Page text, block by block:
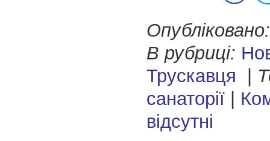
Опубліковано:
В рубриці:
Трускавця
санаторії|
відсутні